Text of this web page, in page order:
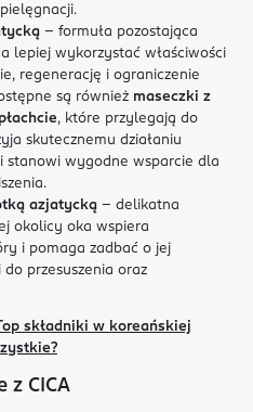
– formuła pozostająca
lepiej wykorzystać właściwości
regenerację i ograniczenie
są również maseczki z
, które przylegają do
skutecznemu działaniu
stanowi wygodne wsparcie dla
azjatycką – delikatna
okolicy oka wspiera
i pomaga zadbać o jej
do przesuszenia oraz
składniki w koreańskiej
z CICA